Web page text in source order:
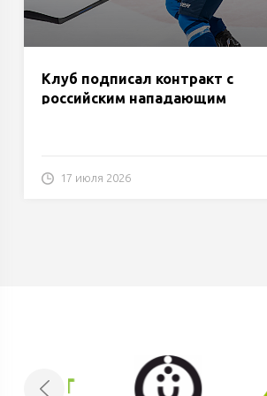
Клуб подписал контракт с
российским нападающим
17 июля 2026